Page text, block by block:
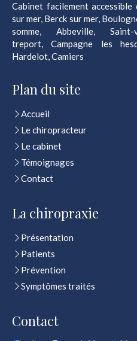
Cabinet facilement
sur mer, Berck sur mer,
somme, Abbeville,
treport, Campagne les
Hardelot, Camiers
Plan du site
Accueil
Le chiropracteur
Le cabinet
Témoignages
Contact
La chiropraxie
Présentation
Patients
Prévention
Symptômes traités
Contact